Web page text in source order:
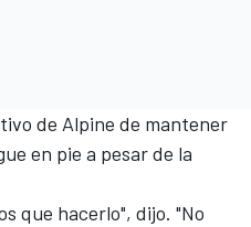
de Alpine de mantener
en pie a pesar de la
que hacerlo", dijo. "No